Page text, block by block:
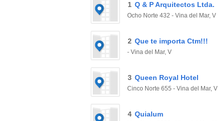
1 Q & P Arquitectos Ltda.
Ocho Norte 432 - Vina del Mar, V
2 Que te importa Ctm!!!
- Vina del Mar, V
3 Queen Royal Hotel
Cinco Norte 655 - Vina del Mar, V
4 Quialum